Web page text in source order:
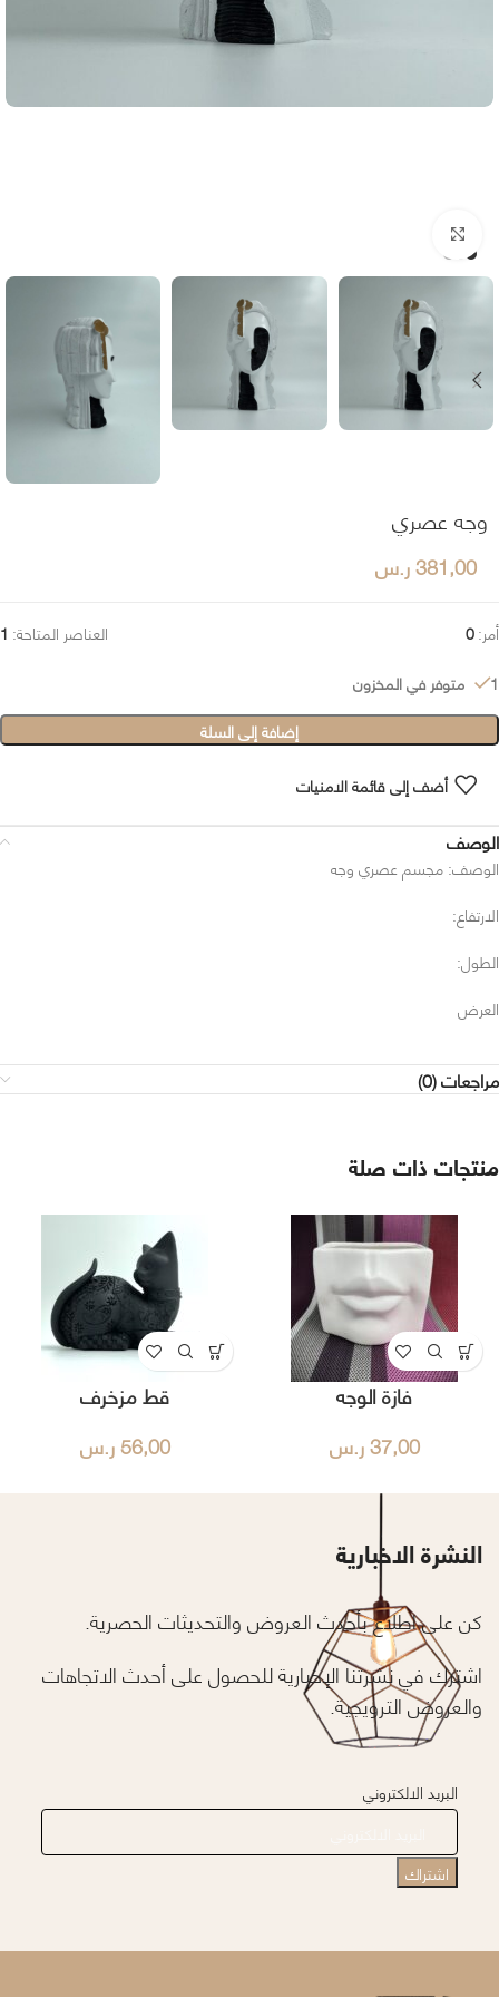
وجه عصري
381,00ر.س
أمر:0 العناصر المتاحة: 1
1 متوفر في المخزون
إضافة إلى السلة
أضف إلى قائمة الامنيات
الوصف
الوصف: مجسم عصري وجه
الارتفاع:
الطول:
العرض
مراجعات (0)
منتجات ذات صلة
فازة الوجه
37,00ر.س
قط مزخرف
56,00ر.س
النشرة الاخبارية
كن على اطلاع بأحدث العروض والتحديثات الحصرية.
اشترك في نشرتنا الإخبارية للحصول على أحدث الاتجاهات
والعروض الترويجية.
البريد الالكتروني